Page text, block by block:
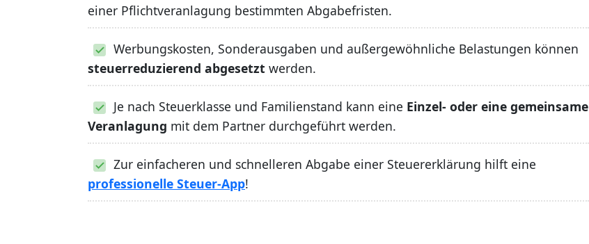
einer Pflichtveranlagung bestimmten Abgabefristen.
Werbungskosten, Sonderausgaben und außergewöhnliche Belastungen können
steuerreduzierend abgesetzt werden.
Je nach Steuerklasse und Familienstand kann eine Einzel- oder eine gemeinsame
Veranlagung mit dem Partner durchgeführt werden.
Zur einfacheren und schnelleren Abgabe einer Steuererklärung hilft eine
professionelle Steuer-App!